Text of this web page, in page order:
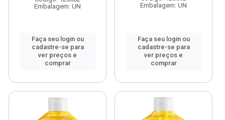
Embalagem: UN
Faça seu login ou
cadastre-se para
ver preços e
comprar
Embalagem: UN
Faça seu login ou
cadastre-se para
ver preços e
comprar